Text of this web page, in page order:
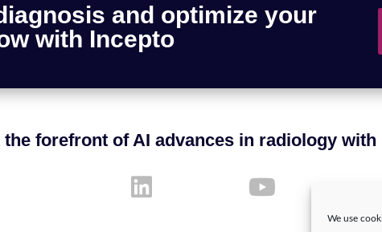
We use
and optimize your
with Incepto
the forefront of AI advances in radiology with